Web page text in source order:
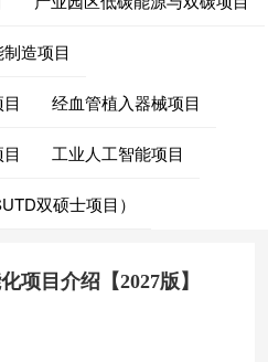
造项目
经血管植入器械项目
工业人工智能项目
双硕士项目）
项目介绍【2027版】